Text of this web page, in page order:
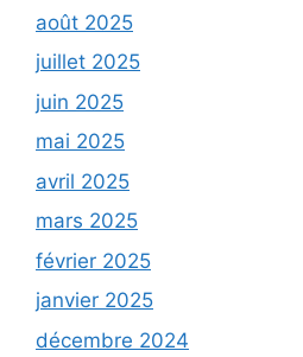
août 2025
juillet 2025
juin 2025
mai 2025
avril 2025
mars 2025
février 2025
janvier 2025
décembre 2024